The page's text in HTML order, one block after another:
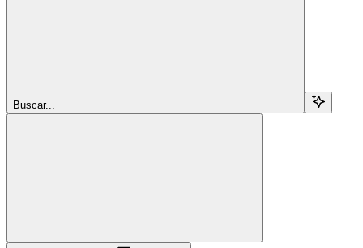
Buscar...